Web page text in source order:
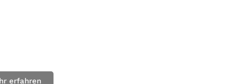
erfahren